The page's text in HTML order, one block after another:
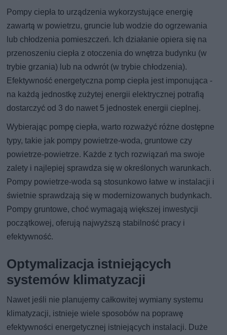
Pompy ciepła to urządzenia wykorzystujące energię
zawartą w powietrzu, gruncie lub wodzie do ogrzewania
lub chłodzenia pomieszczeń. Ich działanie opiera się na
przenoszeniu ciepła z otoczenia do wnętrza budynku (w
trybie grzania) lub na odwrót (w trybie chłodzenia).
Efektywność energetyczna pomp ciepła jest imponująca -
na każdą jednostkę zużytej energii elektrycznej potrafią
dostarczyć od 3 do nawet 5 jednostek energii cieplnej.
Wybierając pompę ciepła, warto rozważyć różne dostępne
typy, takie jak pompy powietrze-woda, gruntowe czy
powietrze-powietrze. Każde z tych rozwiązań ma swoje
zalety i najlepiej sprawdza się w określonych warunkach.
Pompy powietrze-woda są stosunkowo łatwe w instalacji i
świetnie sprawdzają się w modernizowanych budynkach.
Pompy gruntowe, choć wymagają większej inwestycji
początkowej, oferują najwyższą stabilność pracy i
efektywność.
Optymalizacja istniejących
systemów klimatyzacji
Nawet jeśli nie planujemy całkowitej wymiany systemu
klimatyzacji, istnieje wiele sposobów na poprawę
efektywności energetycznej istniejących instalacji. Duże